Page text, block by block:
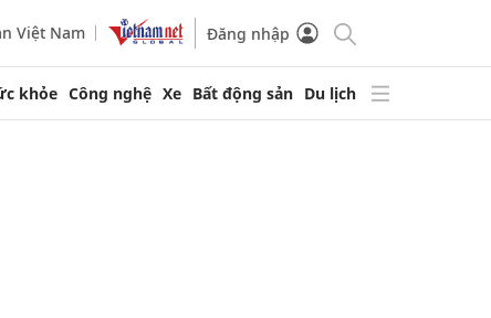
Việt Nam Đăng nhập
khỏe Công nghệ Xe Bất động sản Du lịch